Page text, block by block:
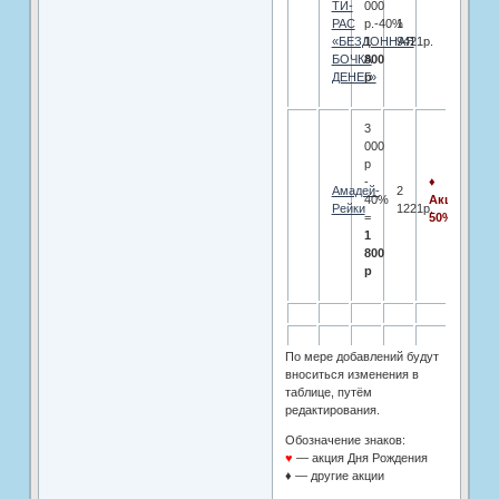
ТИ-
РАС
«БЕЗДОННАЯ
БОЧКА
ДЕНЕГ»
000
р.-40%
1
800
р
1
9421р.
Амадей-
Рейки
3
000
р
-
40%
=
1
800
р
2
1221р.
♦
Акция
50%
По мере добавлений будут
вноситься изменения в
таблице, путём
редактирования.
Обозначение знаков:
♥ — акция Дня Рождения
♦ — другие акции